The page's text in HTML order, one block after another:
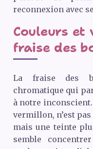
reconnexion avec
Couleurs
fraise des
La fraise des
chromatique qui
à notre
vermillon, n’est
mais une teinte
semble